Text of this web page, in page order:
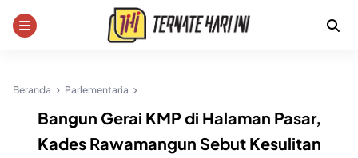
Beranda Parlementaria
Bangun Gerai KMP di Halaman Pasar,
Kades Rawamangun Sebut Kesulitan